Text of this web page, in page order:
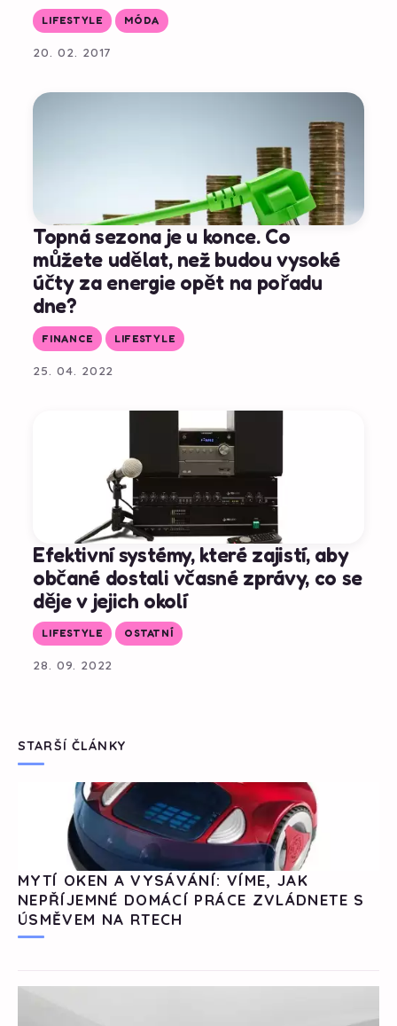
LIFESTYLE MÓDA
20. 02. 2017
Topná sezona je u konce. Co
můžete udělat, než budou vysoké
účty za energie opět na pořadu
dne?
FINANCE LIFESTYLE
25. 04. 2022
Efektivní systémy, které zajistí, aby
občané dostali včasné zprávy, co se
děje v jejich okolí
LIFESTYLE OSTATNÍ
28. 09. 2022
STARŠÍ ČLÁNKY
MYTÍ OKEN A VYSÁVÁNÍ: VÍME, JAK
NEPŘÍJEMNÉ DOMÁCÍ PRÁCE ZVLÁDNETE S
ÚSMĚVEM NA RTECH